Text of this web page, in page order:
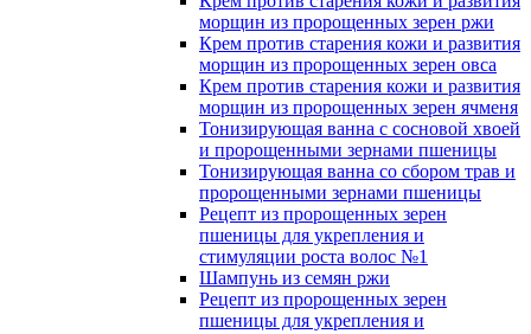
морщин из пророщенных зерен ржи
Крем против старения кожи и развития
морщин из пророщенных зерен овса
Крем против старения кожи и развития
морщин из пророщенных зерен ячменя
Тонизирующая ванна с сосновой хвоей
и пророщенными зернами пшеницы
Тонизирующая ванна со сбором трав и
пророщенными зернами пшеницы
Рецепт из пророщенных зерен
пшеницы для укрепления и
стимуляции роста волос №1
Шампунь из семян ржи
Рецепт из пророщенных зерен
пшеницы для укрепления и